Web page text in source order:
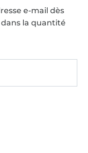
e-mail dès
la quantité